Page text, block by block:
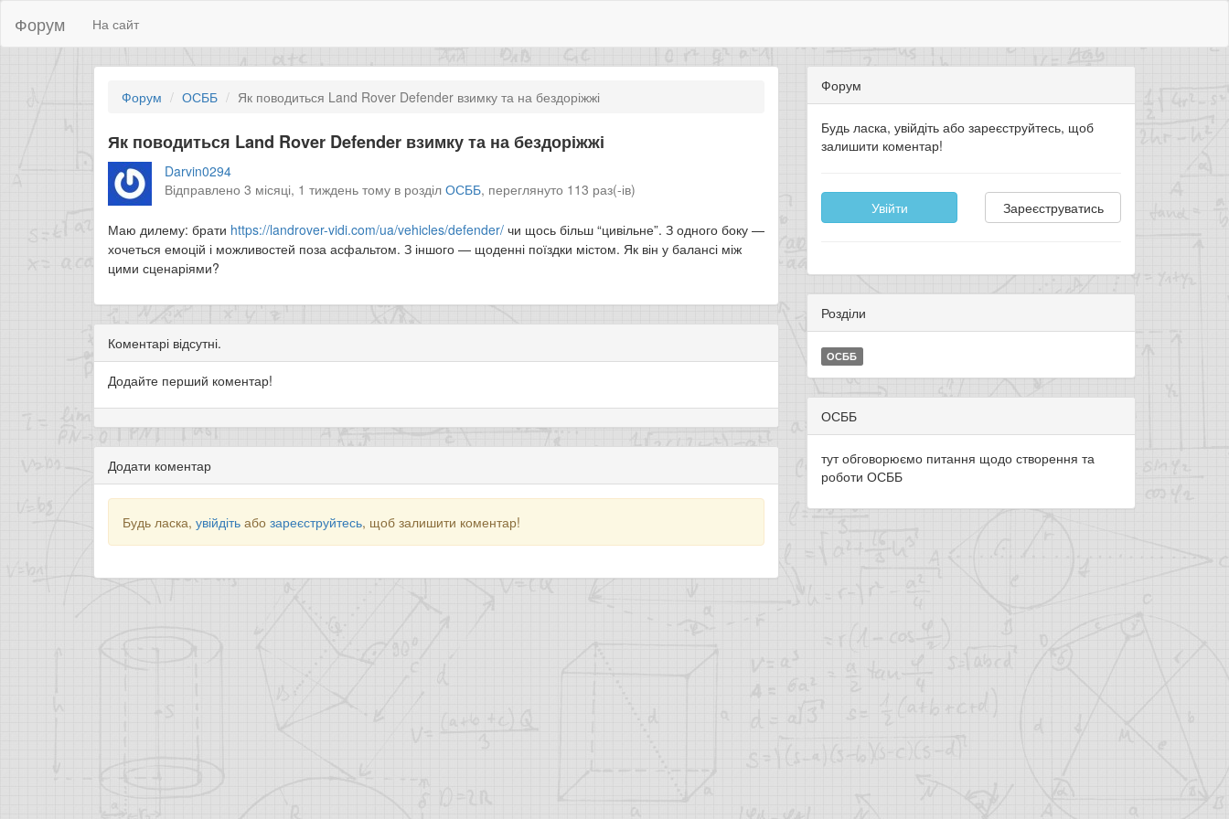
Форум На сайт
Форум ОСББ Як поводиться Land Rover Defender взимку та на бездоріжжі
Як поводиться Land Rover Defender взимку та на бездоріжжі
Darvin0294
Відправлено 3 місяці, 1 тиждень тому в розділОСББ, переглянуто 113 раз(-ів)
Маю дилему: брати https://landrover-vidi.com/ua/vehicles/defender/ чи щось більш “цивільне”. З одного боку —
хочеться емоцій і можливостей поза асфальтом. З іншого — щоденні поїздки містом. Як він у балансі між
цими сценаріями?
Коментарі відсутні.
Додайте перший коментар!
Додати коментар
Будь ласка, увійдіть або зареєструйтесь, щоб залишити коментар!
Форум
Будь ласка, увійдіть або зареєструйтесь, щоб
залишити коментар!
Увійти Зареєструватись
Розділи
ОСББ
ОСББ
тут обговорюємо питання щодо створення та
роботи ОСББ